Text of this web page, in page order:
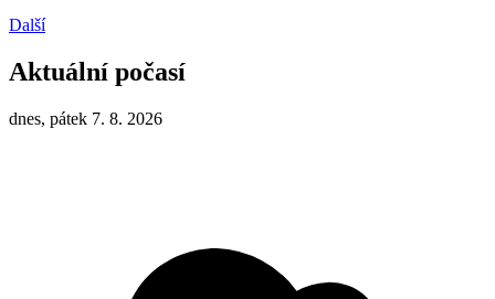
Další
Aktuální počasí
dnes, pátek 7. 8. 2026